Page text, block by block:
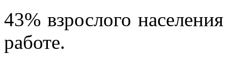
43% взрослого
работе.